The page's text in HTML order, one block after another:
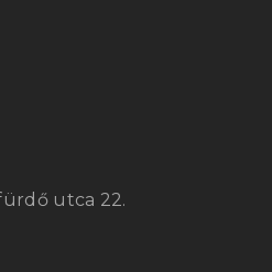
utca 22.